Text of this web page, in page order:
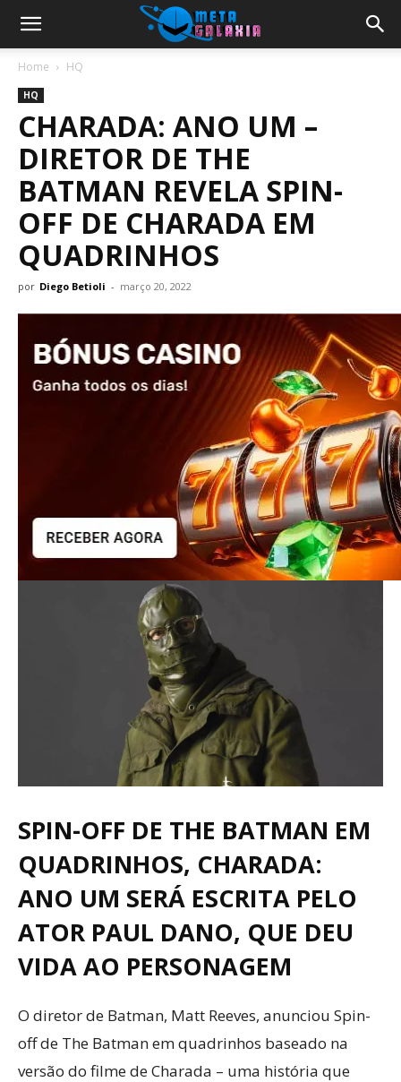
Home HQ
HQ
CHARADA: ANO UM –
DIRETOR DE THE
BATMAN REVELA SPIN-
OFF DE CHARADA EM
QUADRINHOS
por Diego Betioli - março 20, 2022
SPIN-OFF DE THE BATMAN EM
QUADRINHOS, CHARADA:
ANO UM SERÁ ESCRITA PELO
ATOR PAUL DANO, QUE DEU
VIDA AO PERSONAGEM
O diretor de Batman, Matt Reeves, anunciou Spin-
off de The Batman em quadrinhos baseado na
versão do filme de Charada – uma história que